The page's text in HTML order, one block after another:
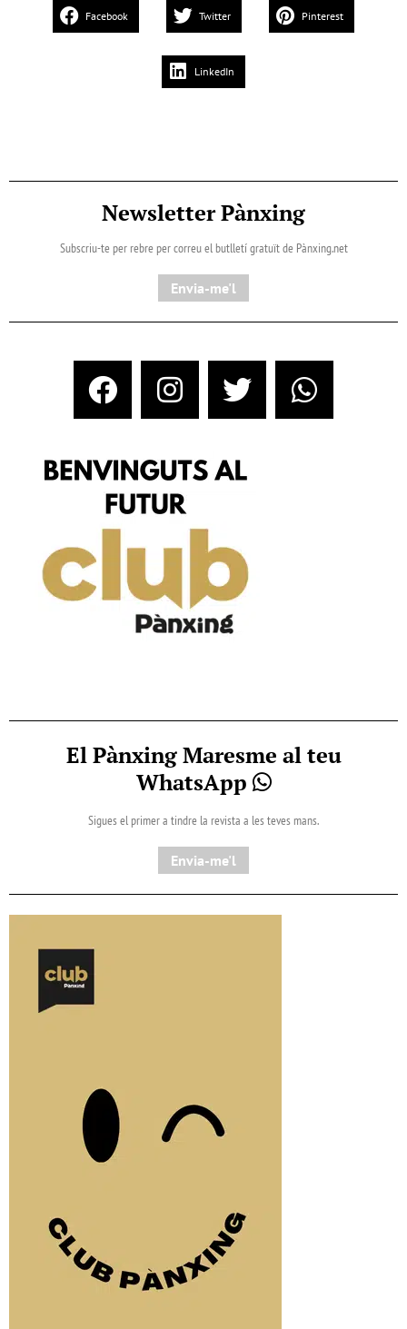
Facebook Twitter Pinterest
LinkedIn
Newsletter Pànxing
Subscriu-te per rebre per correu el butlletí gratuït de Pànxing.net​
Envia-me'l
El Pànxing Maresme al teu
WhatsApp
Sigues el primer a tindre la revista a les teves mans.
Envia-me'l